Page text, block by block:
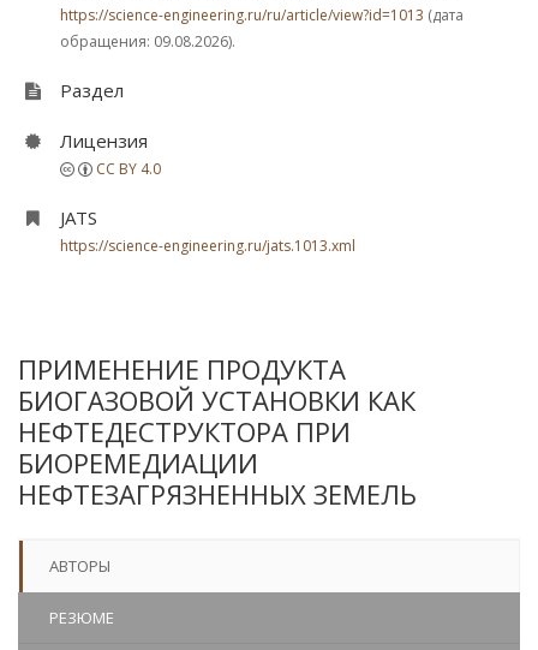
https://science-engineering.ru/ru/article/view?id=1013 (дата
обращения: 09.08.2026).
Раздел
Лицензия
CC BY 4.0
JATS
https://science-engineering.ru/jats.1013.xml
ПРИМЕНЕНИЕ ПРОДУКТА
БИОГАЗОВОЙ УСТАНОВКИ КАК
НЕФТЕДЕСТРУКТОРА ПРИ
БИОРЕМЕДИАЦИИ
НЕФТЕЗАГРЯЗНЕННЫХ ЗЕМЕЛЬ
АВТОРЫ
РЕЗЮМЕ